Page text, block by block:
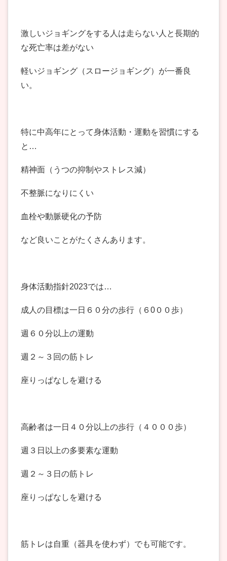
激しいジョギングをする人は走らない人と長期的
な死亡率は差がない
軽いジョギング（スロージョギング）が一番良
い。
特に中高年にとって身体活動・運動を習慣にする
と…
精神面（うつの抑制やストレス減）
不整脈になりにくい
血栓や動脈硬化の予防
など良いことがたくさんあります。
身体活動指針2023では…
成人の目標は一日６０分の歩行（６0００歩）
週６０分以上の運動
週２～３回の筋トレ
座りっぱなしを避ける
高齢者は一日４０分以上の歩行（４０００歩）
週３日以上の多要素な運動
週２～３日の筋トレ
座りっぱなしを避ける
筋トレは自重（器具を使わず）でも可能です。